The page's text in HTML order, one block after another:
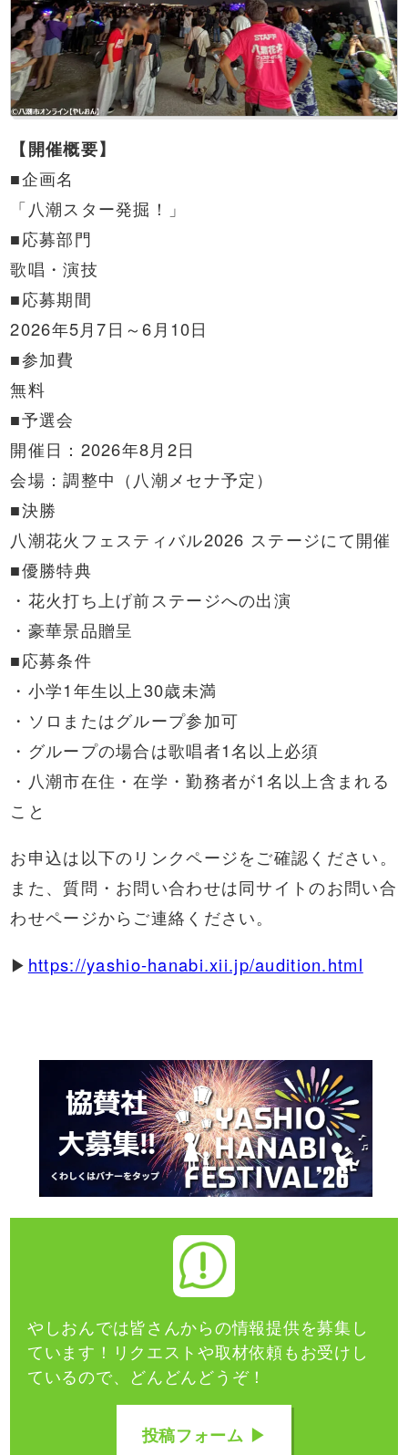
【開催概要】
■企画名
「八潮スター発掘！」
■応募部門
歌唱・演技
■応募期間
2026年5月7日～6月10日
■参加費
無料
■予選会
開催日：2026年8月2日
会場：調整中（八潮メセナ予定）
■決勝
八潮花火フェスティバル2026 ステージにて開催
■優勝特典
・花火打ち上げ前ステージへの出演
・豪華景品贈呈
■応募条件
・小学1年生以上30歳未満
・ソロまたはグループ参加可
・グループの場合は歌唱者1名以上必須
・八潮市在住・在学・勤務者が1名以上含まれる
こと
お申込は以下のリンクページをご確認ください。
また、質問・お問い合わせは同サイトのお問い合
わせページからご連絡ください。
▶ https://yashio-hanabi.xii.jp/audition.html
やしおんでは皆さんからの情報提供を募集し
ています！ リクエストや取材依頼もお受けし
ているので、どんどんどうぞ！
投稿フォーム ▶